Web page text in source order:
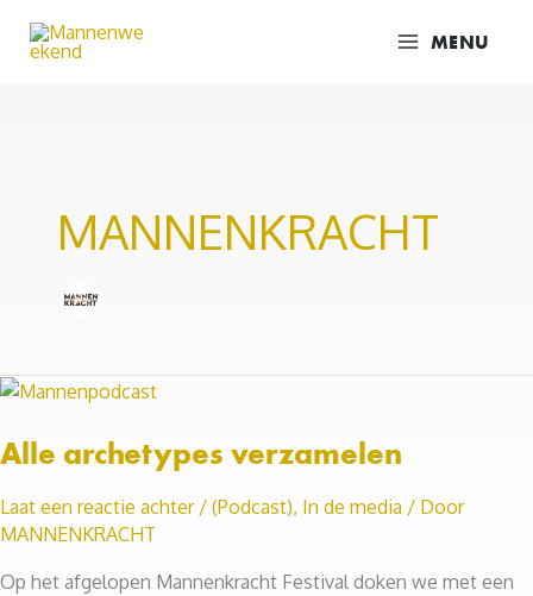
naar
MENU
MANNENKRACHT
Alle archetypes verzamelen
Laat een reactie achter / (Podcast), In de media / Door
MANNENKRACHT
Op het afgelopen Mannenkracht Festival doken we met een